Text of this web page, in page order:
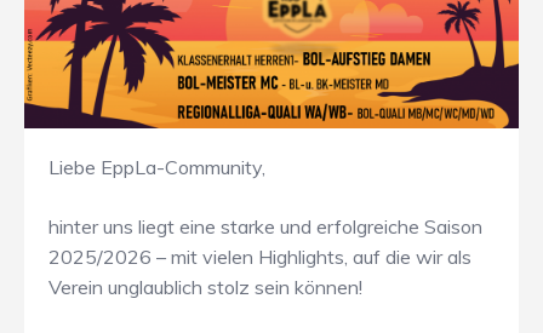
Liebe EppLa-Community,
hinter uns liegt eine starke und erfolgreiche Saison
2025/2026 – mit vielen Highlights, auf die wir als
Verein unglaublich stolz sein können!